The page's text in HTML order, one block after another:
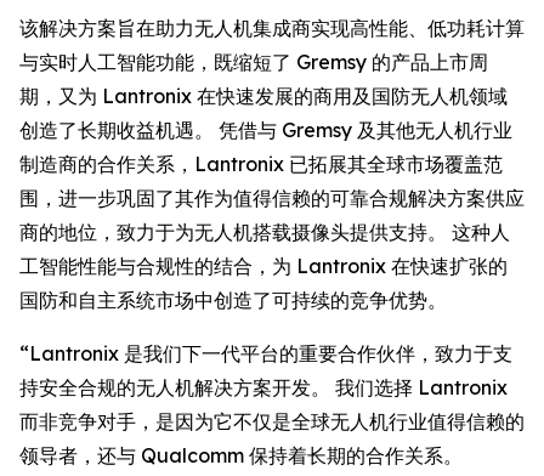
该解决方案旨在助力无人机集成商实现高性能、低功耗计算
与实时人工智能功能，既缩短了 Gremsy 的产品上市周
期，又为 Lantronix 在快速发展的商用及国防无人机领域
创造了长期收益机遇。 凭借与 Gremsy 及其他无人机行业
制造商的合作关系，Lantronix 已拓展其全球市场覆盖范
围，进一步巩固了其作为值得信赖的可靠合规解决方案供应
商的地位，致力于为无人机搭载摄像头提供支持。 这种人
工智能性能与合规性的结合，为 Lantronix 在快速扩张的
国防和自主系统市场中创造了可持续的竞争优势。
“Lantronix 是我们下一代平台的重要合作伙伴，致力于支
持安全合规的无人机解决方案开发。 我们选择 Lantronix
而非竞争对手，是因为它不仅是全球无人机行业值得信赖的
领导者，还与 Qualcomm 保持着长期的合作关系。